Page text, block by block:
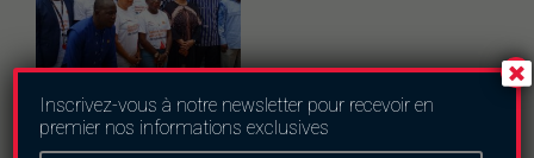
Inscrivez-vous à notre newsletter pour recevoir en
premier nos informations exclusives